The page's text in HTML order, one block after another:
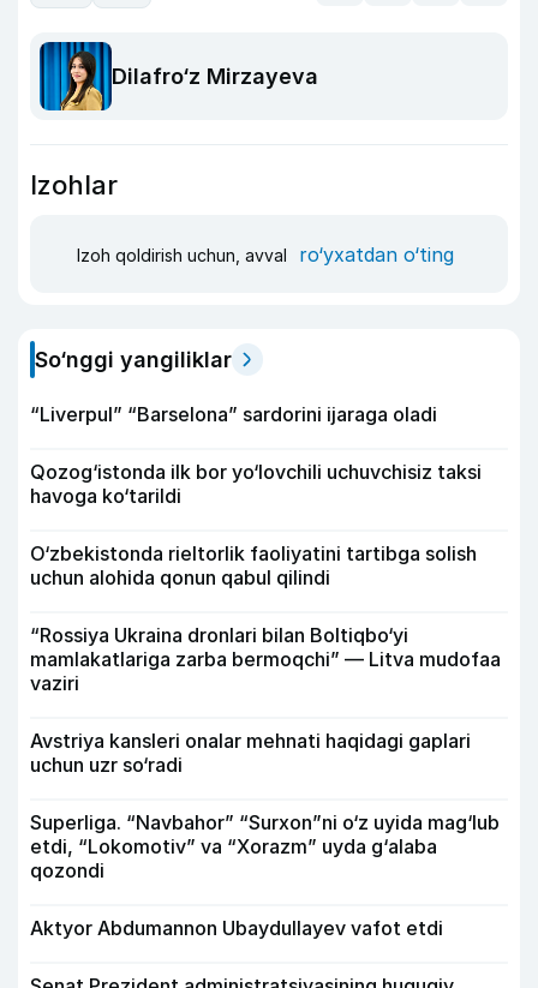
Dilafro‘z Mirzayeva
Izohlar
Izoh qoldirish uchun, avval ro‘yxatdan o‘ting
So‘nggi yangiliklar
“Liverpul” “Barselona” sardorini ijaraga oladi
Qozog‘istonda ilk bor yo‘lovchili uchuvchisiz taksi
havoga ko‘tarildi
O‘zbekistonda rieltorlik faoliyatini tartibga solish
uchun alohida qonun qabul qilindi
“Rossiya Ukraina dronlari bilan Boltiqbo‘yi
mamlakatlariga zarba bermoqchi” — Litva mudofaa
vaziri
Avstriya kansleri onalar mehnati haqidagi gaplari
uchun uzr so‘radi
Superliga. “Navbahor” “Surxon”ni o‘z uyida mag‘lub
etdi, “Lokomotiv” va “Xorazm” uyda g‘alaba
qozondi
Aktyor Abdu­mannon Ubaydullayev vafot etdi